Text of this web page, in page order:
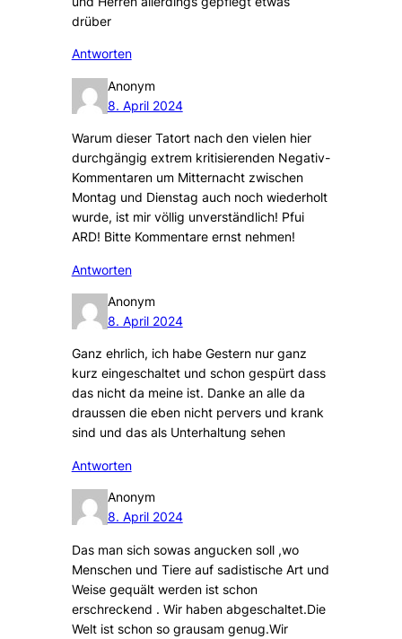
drüber
Antworten
Anonym
8. April 2024
Warum dieser Tatort nach den vielen hier
durchgängig extrem kritisierenden Negativ-
Kommentaren um Mitternacht zwischen
Montag und Dienstag auch noch wiederholt
wurde, ist mir völlig unverständlich! Pfui
ARD! Bitte Kommentare ernst nehmen!
Antworten
Anonym
8. April 2024
Ganz ehrlich, ich habe Gestern nur ganz
kurz eingeschaltet und schon gespürt dass
das nicht da meine ist. Danke an alle da
draussen die eben nicht pervers und krank
sind und das als Unterhaltung sehen
Antworten
Anonym
8. April 2024
Das man sich sowas angucken soll ,wo
Menschen und Tiere auf sadistische Art und
Weise gequält werden ist schon
erschreckend . Wir haben abgeschaltet.Die
Welt ist schon so grausam genug.Wir